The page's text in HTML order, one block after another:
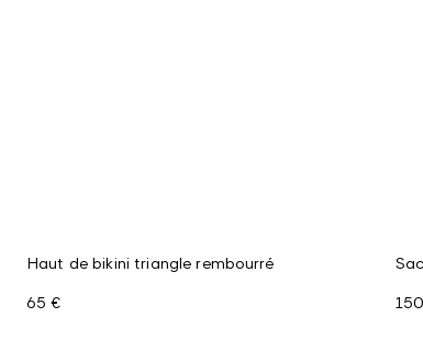
Haut de bikini triangle rembourré
65 €